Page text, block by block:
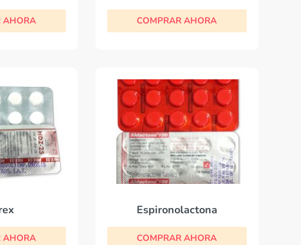
AHORA COMPRAR AHORA
AHORA
Espironolactona
COMPRAR AHORA